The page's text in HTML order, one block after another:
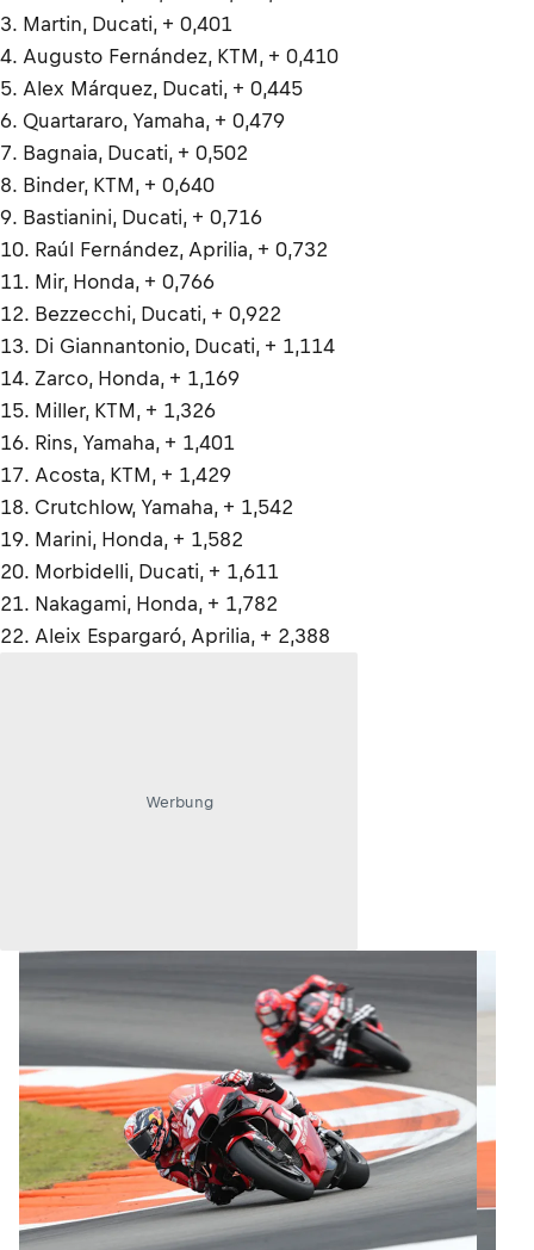
3. Martin, Ducati, + 0,401
4. Augusto Fernández, KTM, + 0,410
5. Alex Márquez, Ducati, + 0,445
6. Quartararo, Yamaha, + 0,479
7. Bagnaia, Ducati, + 0,502
8. Binder, KTM, + 0,640
9. Bastianini, Ducati, + 0,716
10. Raúl Fernández, Aprilia, + 0,732
11. Mir, Honda, + 0,766
12. Bezzecchi, Ducati, + 0,922
13. Di Giannantonio, Ducati, + 1,114
14. Zarco, Honda, + 1,169
15. Miller, KTM, + 1,326
16. Rins, Yamaha, + 1,401
17. Acosta, KTM, + 1,429
18. Crutchlow, Yamaha, + 1,542
19. Marini, Honda, + 1,582
20. Morbidelli, Ducati, + 1,611
21. Nakagami, Honda, + 1,782
22. Aleix Espargaró, Aprilia, + 2,388
Werbung